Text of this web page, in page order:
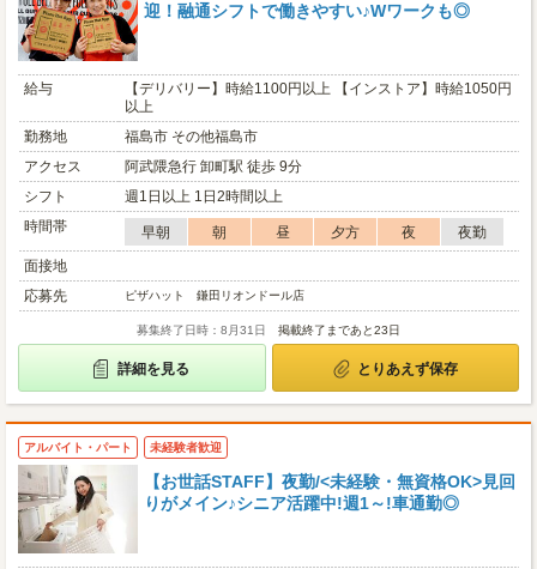
迎！融通シフトで働きやすい♪Wワークも◎
給与
【デリバリー】時給1100円以上 【インストア】時給1050円
以上
勤務地
福島市 その他福島市
アクセス
阿武隈急行 卸町駅 徒歩 9分
シフト
週1日以上 1日2時間以上
時間帯
早朝 朝 昼 夕方 夜
夜勤
面接地
応募先
ピザハット 鎌田リオンドール店
募集終了日時：8月31日 掲載終了まであと23日
詳細を見る とりあえず保存
アルバイト・パート 未経験者歓迎
【お世話STAFF】夜勤/<未経験・無資格OK>見回
りがメイン♪シニア活躍中!週1～!車通勤◎